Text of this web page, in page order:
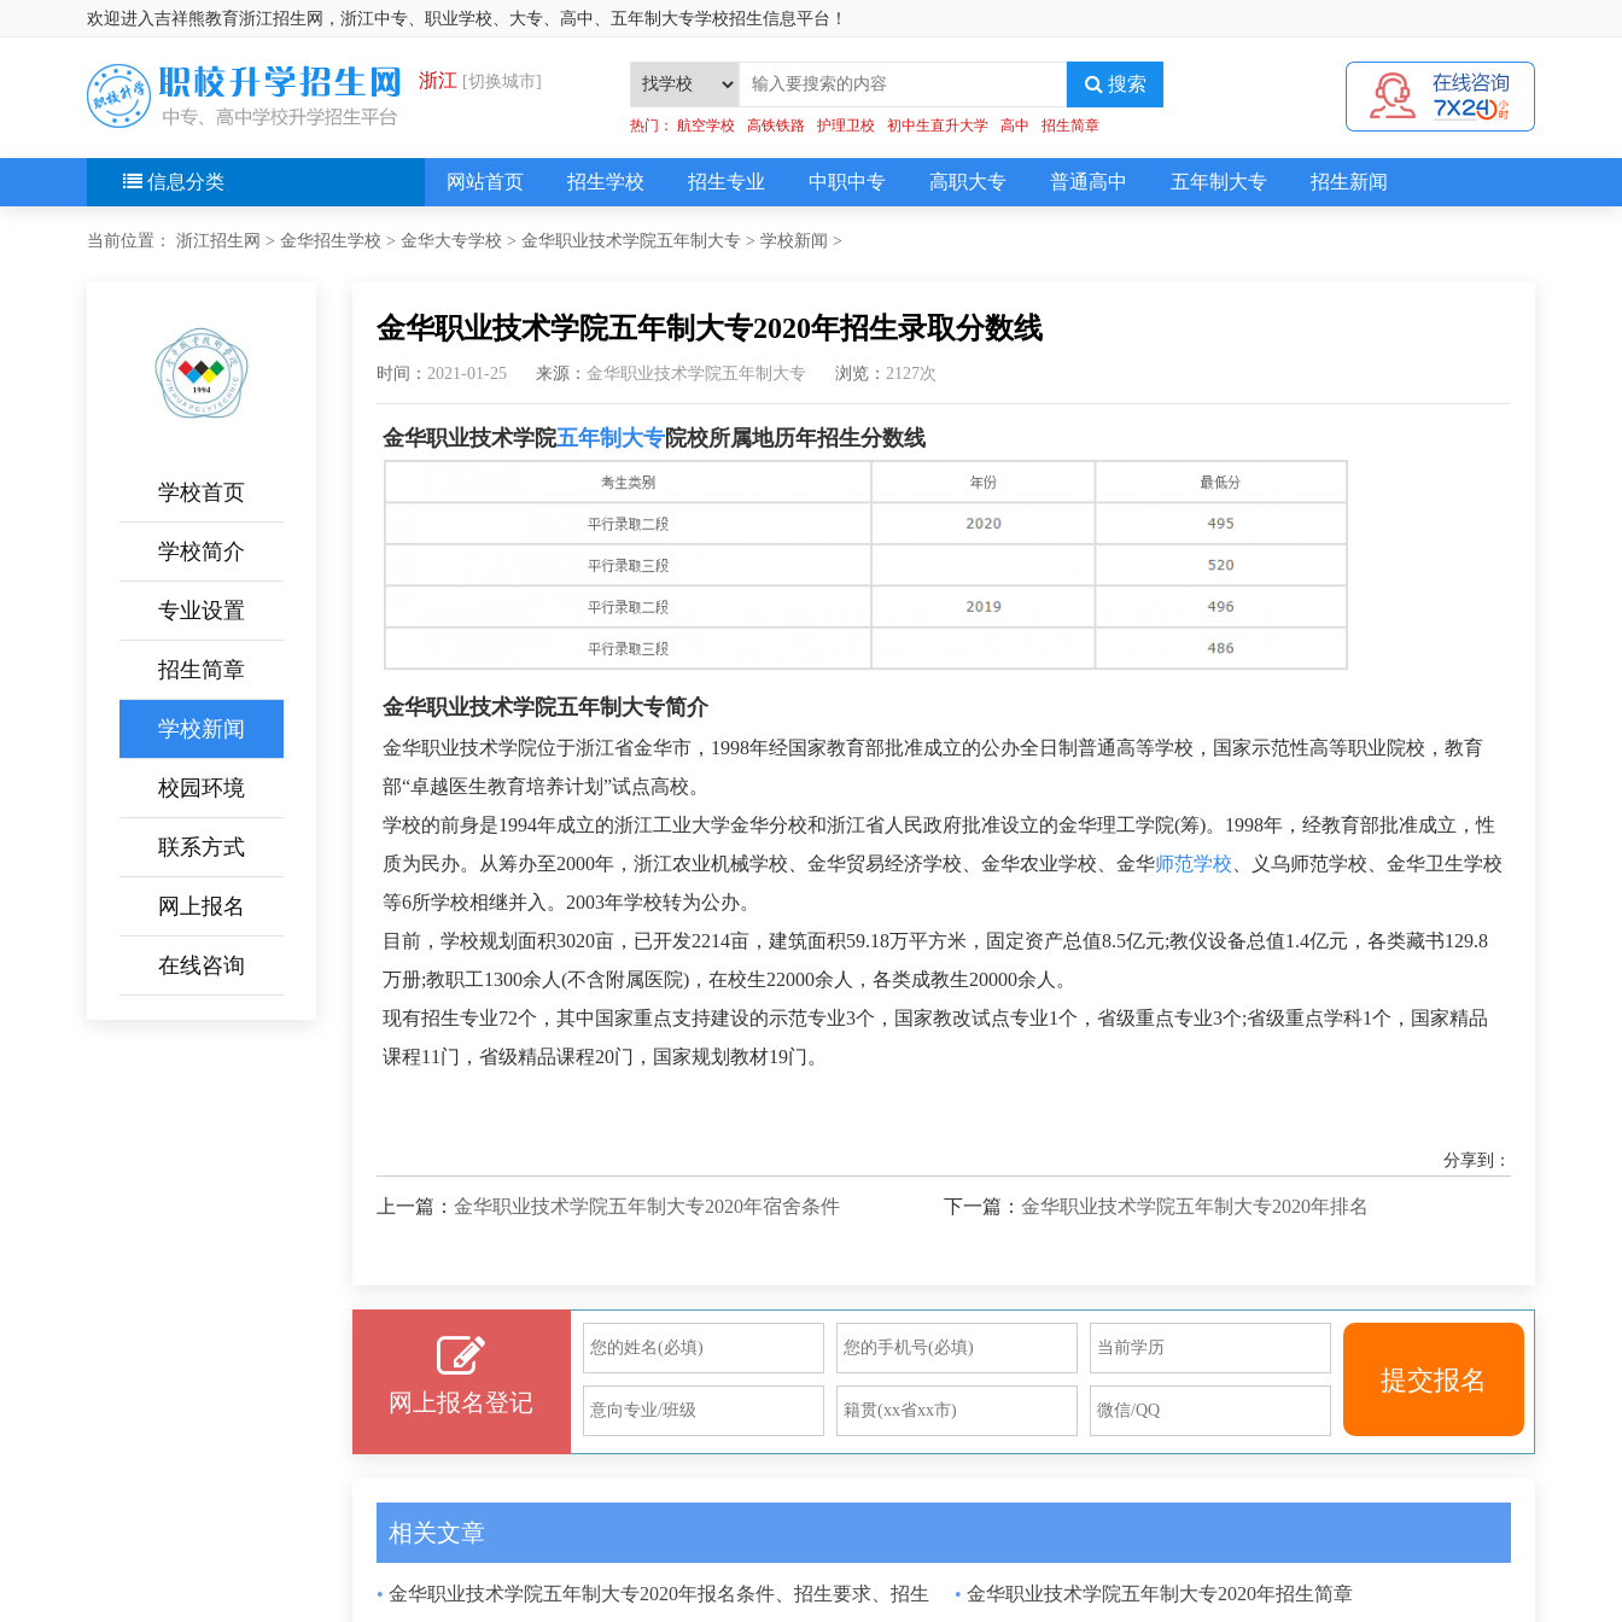
欢迎进入吉祥熊教育浙江招生网，浙江中专、职业学校、大专、高中、五年制大专学校招生信息平台！
浙江 [切换城市] 搜索
热门： 航空学校 高铁铁路 护理卫校 初中生直升大学 高中 招生简章
网站首页 招生学校 招生专业 中职中专 高职大专 普通高中 五年制大专 招生新闻
信息分类
当前位置： 浙江招生网 > 金华招生学校 > 金华大专学校 > 金华职业技术学院五年制大专 > 学校新闻 >
学校首页
学校简介
专业设置
招生简章
学校新闻
校园环境
联系方式
网上报名
在线咨询
金华职业技术学院五年制大专2020年招生录取分数线
时间： 2021-01-25 来源： 金华职业技术学院五年制大专 浏览： 2127次
金华职业技术学院五年制大专院校所属地历年招生分数线
金华职业技术学院五年制大专简介
金华职业技术学院位于浙江省金华市，1998年经国家教育部批准成立的公办全日制普通高等学校，国家示范性高等职业院校，教育
部“卓越医生教育培养计划”试点高校。
学校的前身是1994年成立的浙江工业大学金华分校和浙江省人民政府批准设立的金华理工学院(筹)。1998年，经教育部批准成立，性
质为民办。从筹办至2000年，浙江农业机械学校、金华贸易经济学校、金华农业学校、金华师范学校 、义乌师范学校、金华卫生学校
等6所学校相继并入。2003年学校转为公办。
目前，学校规划面积3020亩，已开发2214亩，建筑面积59.18万平方米，固定资产总值8.5亿元;教仪设备总值1.4亿元，各类藏书129.8
万册;教职工1300余人(不含附属医院)，在校生22000余人，各类成教生20000余人。
现有招生专业72个，其中国家重点支持建设的示范专业3个，国家教改试点专业1个，省级重点专业3个;省级重点学科1个，国家精品
课程11门，省级精品课程20门，国家规划教材19门。
分享到：
上一篇： 金华职业技术学院五年制大专2020年宿舍条件 下一篇： 金华职业技术学院五年制大专2020年排名
网上报名登记
提交报名
相关文章
• 金华职业技术学院五年制大专2020年报名条件、招生要求、招生 •金华职业技术学院五年制大专2020年招生简章